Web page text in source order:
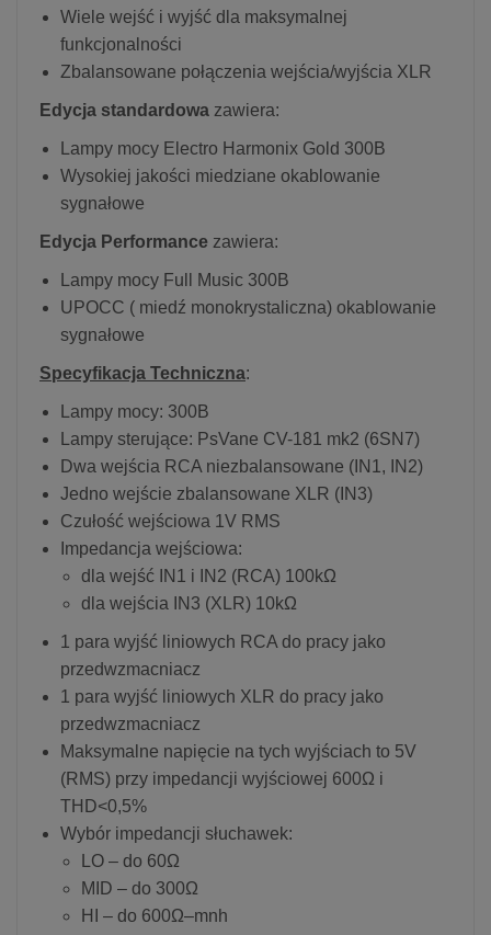
Wiele wejść i wyjść dla maksymalnej
funkcjonalności
Zbalansowane połączenia wejścia/wyjścia XLR
Edycja standardowa zawiera:
Lampy mocy Electro Harmonix Gold 300B
Wysokiej jakości miedziane okablowanie
sygnałowe
Edycja Performance zawiera:
Lampy mocy Full Music 300B
UPOCC ( miedź monokrystaliczna) okablowanie
sygnałowe
Specyfikacja Techniczna:
Lampy mocy: 300B
Lampy sterujące: PsVane CV-181 mk2 (6SN7)
Dwa wejścia RCA niezbalansowane (IN1, IN2)
Jedno wejście zbalansowane XLR (IN3)
Czułość wejściowa 1V RMS
Impedancja wejściowa:
dla wejść IN1 i IN2 (RCA) 100kΩ
dla wejścia IN3 (XLR) 10kΩ
1 para wyjść liniowych RCA do pracy jako
przedwzmacniacz
1 para wyjść liniowych XLR do pracy jako
przedwzmacniacz
Maksymalne napięcie na tych wyjściach to 5V
(RMS) przy impedancji wyjściowej 600Ω i
THD<0,5%
Wybór impedancji słuchawek:
LO – do 60Ω
MID – do 300Ω
HI – do 600Ω–mnh